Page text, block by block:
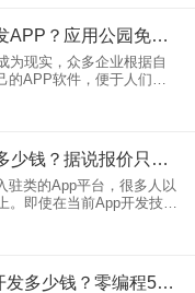
如何低成本快速开发APP？应用公园免编程模式5分钟自己制作
为现实，众多企业根据自
APP软件，便于人们用
运营状况，用APP购物、
闻等等，如果说手机占
开发移动电商APP多少钱？据说报价只要一两万元？
驻类的App平台，很多人以
。即使在当前App开发技术
确实有道理，因为咨询
得到的报价都在这之上。
母婴跨境电商App开发多少钱？零编程5分钟制作